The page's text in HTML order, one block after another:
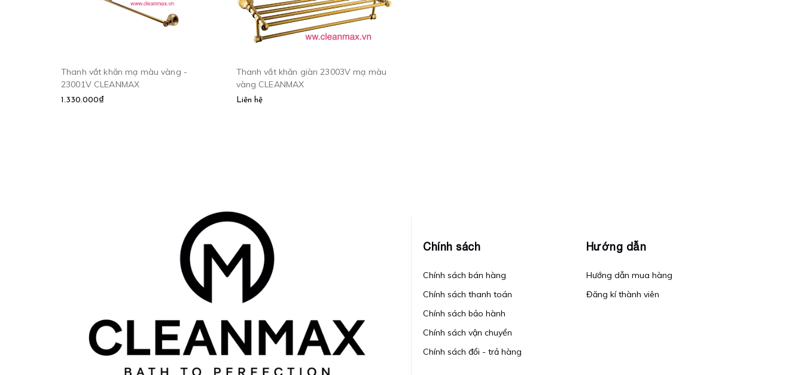
Thanh vắt khăn mạ màu vàng -
23001V CLEANMAX
1.330.000₫
Thanh vắt khăn giàn 23003V mạ màu
vàng CLEANMAX
Liên hệ
Chính sách
Chính sách bán hàng
Chính sách thanh toán
Chính sách bảo hành
Chính sách vận chuyển
Chính sách đổi - trả hàng
Hướng dẫn
Hướng dẫn mua hàng
Đăng kí thành viên